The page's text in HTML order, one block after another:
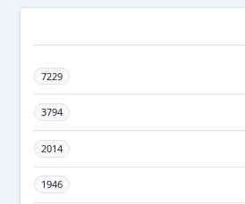
7229
3794
2014
1946